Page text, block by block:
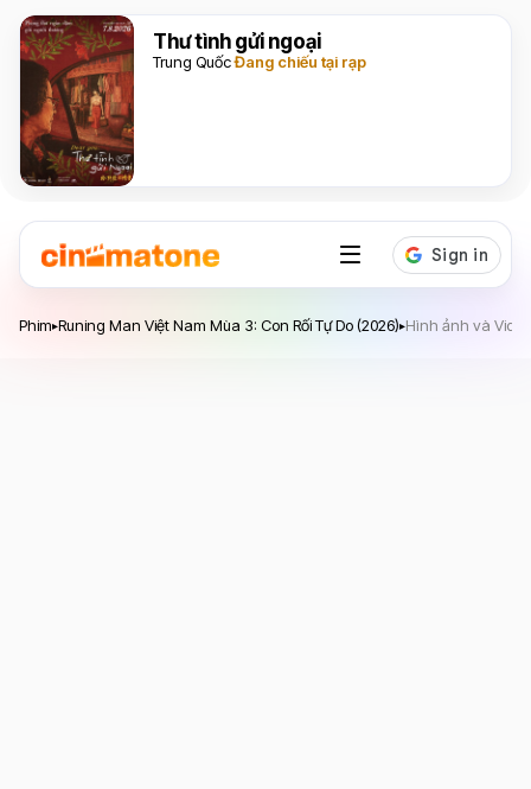
Thư tình gửi ngoại
Trung QuốcĐang chiếu tại rạp
Phim▸Runing Man Việt Nam Mùa 3: Con Rối Tự Do (2026)▸Hình ảnh và Video